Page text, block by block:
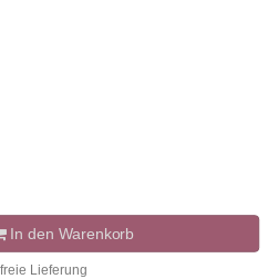
In den Warenkorb
Lieferung